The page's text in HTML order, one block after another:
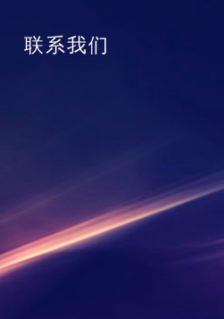
联系我们